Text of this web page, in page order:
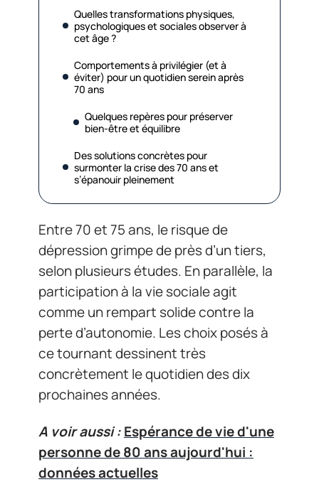
Quelles transformations physiques,
psychologiques et sociales observer à
cet âge ?
Comportements à privilégier (et à
éviter) pour un quotidien serein après
70 ans
Quelques repères pour préserver
bien-être et équilibre
Des solutions concrètes pour
surmonter la crise des 70 ans et
s’épanouir pleinement
Entre 70 et 75 ans, le risque de
dépression grimpe de près d’un tiers,
selon plusieurs études. En parallèle, la
participation à la vie sociale agit
comme un rempart solide contre la
perte d’autonomie. Les choix posés à
ce tournant dessinent très
concrètement le quotidien des dix
prochaines années.
A voir aussi :Espérance de vie d'une
personne de 80 ans aujourd'hui :
données actuelles